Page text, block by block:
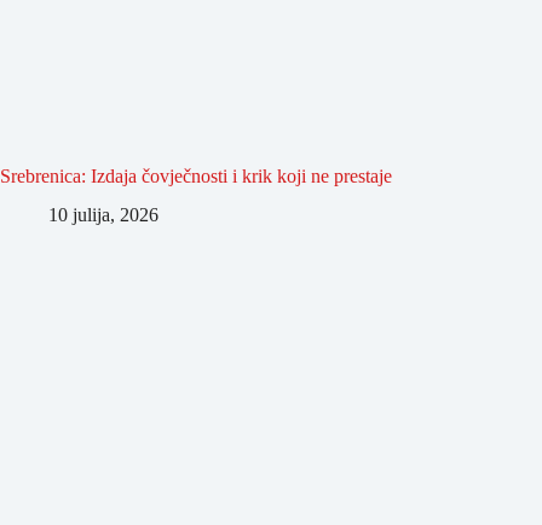
Srebrenica: Izdaja čovječnosti i krik koji ne prestaje
10 julija, 2026